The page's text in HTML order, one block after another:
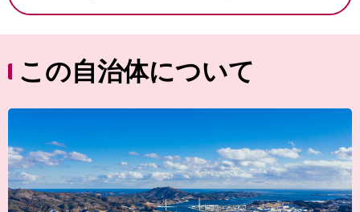
この自治体について